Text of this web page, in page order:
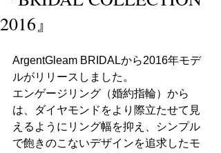
2016』
ArgentGleam BRIDALから2016年モデ
ルがリリースしました。
エンゲージリング（婚約指輪）から
は、ダイヤモンドをより際立たせて見
えるようにリング幅を抑え、シンプル
で飽きのこないデザインを追求したモ